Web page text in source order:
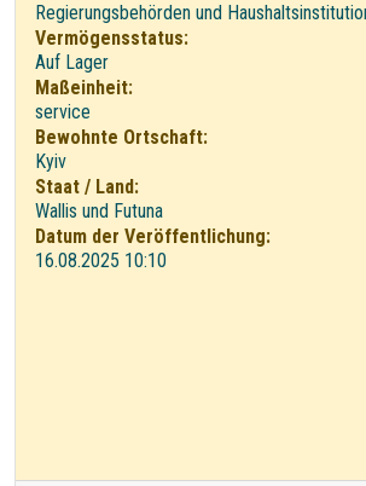
Regierungsbehörden und
Vermögensstatus:
Auf Lager
Maßeinheit:
service
Bewohnte Ortschaft:
Kyiv
Staat / Land:
Wallis und Futuna
Datum der Veröffentlichung:
16.08.2025 10:10